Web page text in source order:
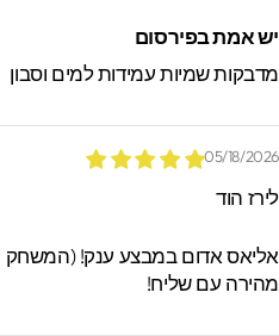
אמת בפירסום
שמיות עמידות למים וסבון
05/18/
הוד
עם שליח!